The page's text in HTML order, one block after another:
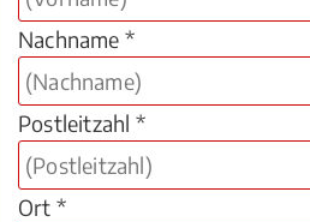
Nachname *
Postleitzahl *
Ort *